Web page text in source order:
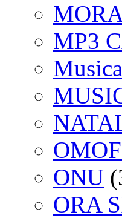
MP3
Musica
ONU
ORA